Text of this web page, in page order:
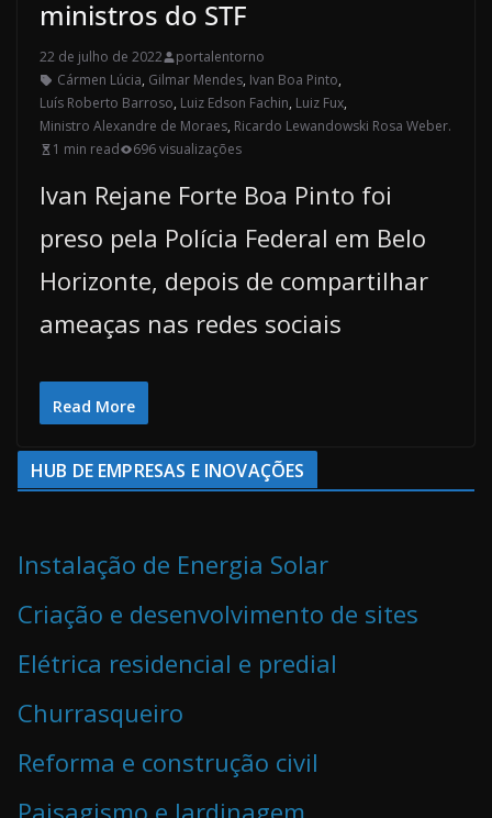
ministros do STF
22 de julho de 2022
portalentorno
Cármen Lúcia, Gilmar Mendes, Ivan Boa Pinto,
Luís Roberto Barroso, Luiz Edson Fachin, Luiz Fux,
Ministro Alexandre de Moraes, Ricardo Lewandowski Rosa Weber.
1 min read
696 visualizações
Ivan Rejane Forte Boa Pinto foi
preso pela Polícia Federal em Belo
Horizonte, depois de compartilhar
ameaças nas redes sociais
Read More
HUB DE EMPRESAS E INOVAÇÕES
Instalação de Energia Solar
Criação e desenvolvimento de sites
Elétrica residencial e predial
Churrasqueiro
Reforma e construção civil